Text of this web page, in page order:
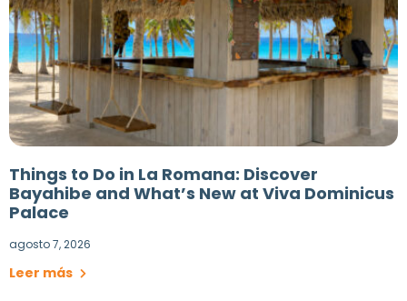
Things to Do in La Romana: Discover
Bayahibe and What’s New at Viva Dominicus
Palace
agosto 7, 2026
Leer más